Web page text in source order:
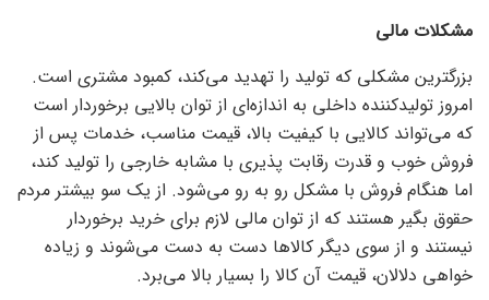
مشکلات مالی
بزرگترین مشکلی که تولید را تهدید می‌کند، کمبود مشتری است.
امروز تولیدکننده داخلی به اندازه‌ای از توان بالایی برخوردار است
که می‌تواند کالایی با کیفیت بالا، قیمت مناسب، خدمات پس از
فروش خوب و قدرت رقابت پذیری با مشابه خارجی را تولید کند،
اما هنگام فروش با مشکل رو به رو می‌شود. از یک سو بیشتر مردم
حقوق بگیر هستند که از توان مالی لازم برای خرید برخوردار
نیستند و از سوی دیگر کالا‌ها دست به دست می‌شوند و زیاده
خواهی دلالان، قیمت آن کالا را بسیار بالا می‌برد.